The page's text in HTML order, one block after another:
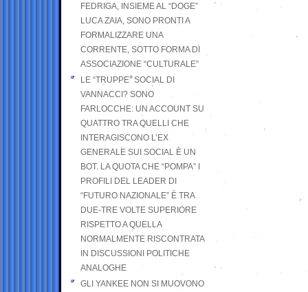
FEDRIGA, INSIEME AL “DOGE”
LUCA ZAIA, SONO PRONTI A
FORMALIZZARE UNA
CORRENTE, SOTTO FORMA DI
ASSOCIAZIONE “CULTURALE”
LE “TRUPPE” SOCIAL DI
VANNACCI? SONO
FARLOCCHE: UN ACCOUNT SU
QUATTRO TRA QUELLI CHE
INTERAGISCONO L’EX
GENERALE SUI SOCIAL È UN
BOT. LA QUOTA CHE “POMPA” I
PROFILI DEL LEADER DI
“FUTURO NAZIONALE” È TRA
DUE-TRE VOLTE SUPERIORE
RISPETTO A QUELLA
NORMALMENTE RISCONTRATA
IN DISCUSSIONI POLITICHE
ANALOGHE
GLI YANKEE NON SI MUOVONO